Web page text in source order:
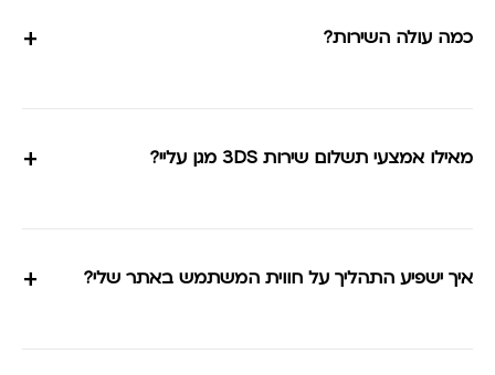
כמה עולה השירות? +
מאילו אמצעי תשלום שירות 3DS מגן עליי? +
איך ישפיע התהליך על חווית המשתמש באתר שלי? +